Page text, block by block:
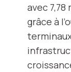
avec 7,78
grâce à